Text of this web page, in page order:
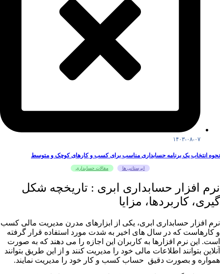
۱۴۰۳-۰۸-۰۷
نحوه انتخاب یک برنامه حسابداری مناسب برای کسب و کارهای کوچک و متوسط
ابرستانی ها مقالات حسابداری
نرم افزار حسابداری ابری : تاریخچه شکل
گیری، کاربردها، مزایا
نرم افزار حسابداری ابری، یکی از ابزارهای مدرن مدیریت مالی کسب
و کارهاست که در سال های اخیر به شدت مورد استفاده قرار گرفته
است. این نرم افزارها به کاربران این اجازه را می دهند که به صورت
آنلاین بتوانند اطلاعات مالی خود را مدیریت کنند و از این طریق بتوانند
همواره و بصورت دقیق حساب کسب و کار خود را مدیریت نمایند.